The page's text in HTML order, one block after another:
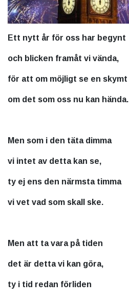
Ett nytt år för oss har begynt
och blicken framåt vi vända,
för att om möjligt se en skymt
om det som oss nu kan hända.
Men som i den täta dimma
vi intet av detta kan se,
ty ej ens den närmsta timma
vi vet vad som skall ske.
Men att ta vara på tiden
det är detta vi kan göra,
ty i tid redan förliden